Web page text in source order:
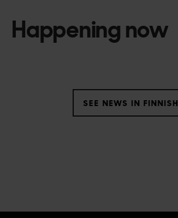
Happening now
SEE NEWS IN FINNISH